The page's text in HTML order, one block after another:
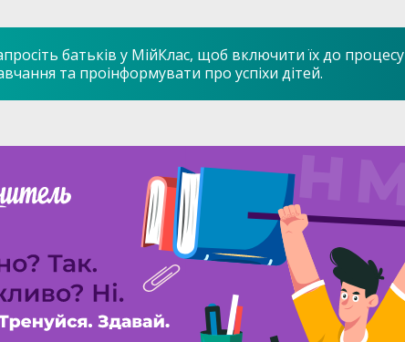
батьків у МійКлас, щоб включити їх до процесу
та проінформувати про успіхи дітей.